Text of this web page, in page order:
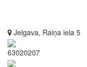
Jelgava, Raiņa iela 5
63020207